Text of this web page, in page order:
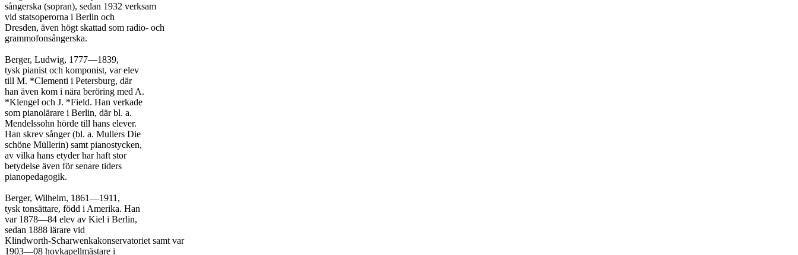
sångerska (sopran), sedan 1932 verksam
vid statsoperorna i Berlin och
Dresden, även högt skattad som radio- och
grammofonsångerska.
Berger, Ludwig, 1777—1839,
tysk pianist och komponist, var elev
till M. *Clementi i Petersburg, där
han även kom i nära beröring med A.
*Klengel och J. *Field. Han verkade
som pianolärare i Berlin, där bl. a.
Mendelssohn hörde till hans elever.
Han skrev sånger (bl. a. Mullers Die
schöne Müllerin) samt pianostycken,
av vilka hans etyder har haft stor
betydelse även för senare tiders
pianopedagogik.
Berger, Wilhelm, 1861—1911,
tysk tonsättare, född i Amerika. Han
var 1878—84 elev av Kiel i Berlin,
sedan 1888 lärare vid
Klindworth-Scharwenkakonservatoriet samt var
1903—08 hovkapellmästare i